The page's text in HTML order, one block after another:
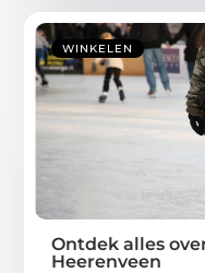
WINKELEN
Ontdek alles
Heerenveen